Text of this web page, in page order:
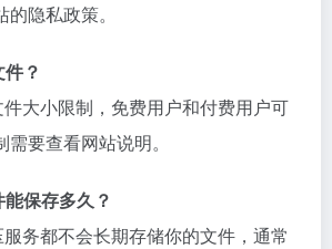
隐私政策。
？
大小限制，免费用户和付费用户可
要查看网站说明。
保存多久？
务都不会长期存储你的文件，通常